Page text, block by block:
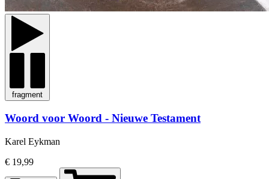
fragment
Woord voor Woord - Nieuwe Testament
Karel Eykman
€ 19,99